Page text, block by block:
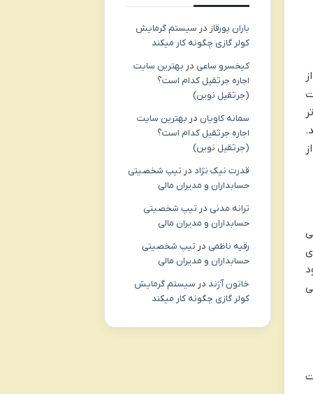
باران پورقاز در سیستم گرمایش
کولر گازی چگونه کار میکند
کیخسرو ساعی در بهترین سایت
اجاره جرثقیل کدام است؟
(جرثقیل نوین)
سمانه کاویان در بهترین سایت
اجاره جرثقیل کدام است؟
(جرثقیل نوین)
قدرت نیک نژاد در تیپ شخصیتی
حسابداران و مدیران مالی
ترانه مدنی در تیپ شخصیتی
حسابداران و مدیران مالی
رقیه ناظمی در تیپ شخصیتی
حسابداران و مدیران مالی
خاتون آژند در سیستم گرمایش
کولر گازی چگونه کار میکند